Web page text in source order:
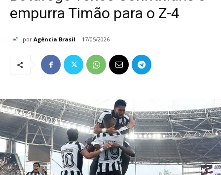
empurra Timão para o Z-4
por Agência Brasil 17/05/2026